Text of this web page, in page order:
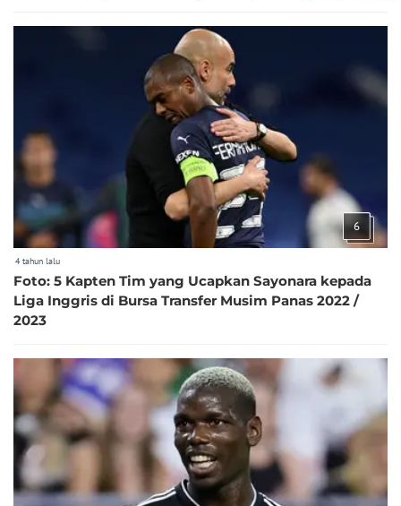
6
4 tahun lalu
Foto: 5 Kapten Tim yang Ucapkan Sayonara kepada
Liga Inggris di Bursa Transfer Musim Panas 2022 /
2023